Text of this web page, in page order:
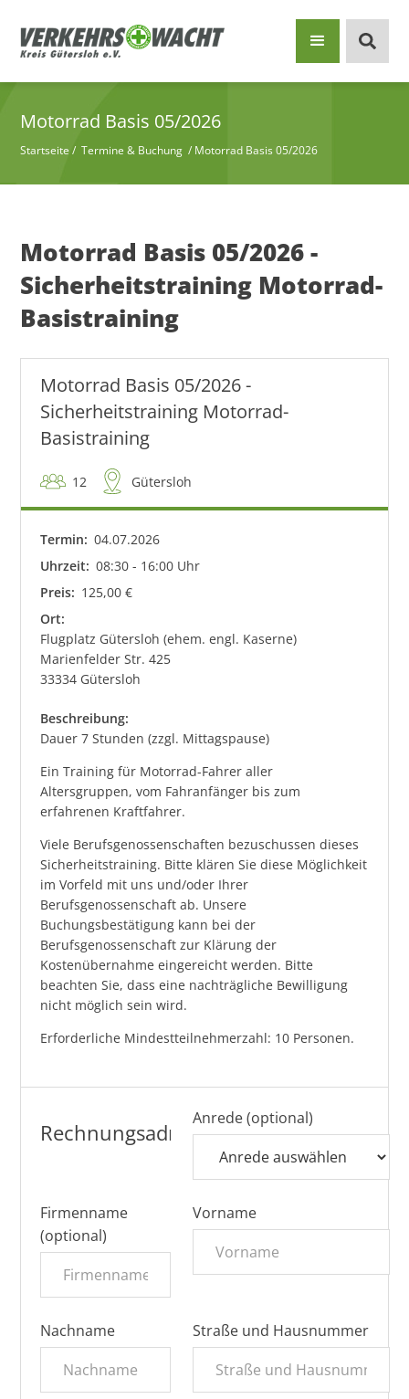
Motorrad Basis 05/2026
Startseite / Termine & Buchung / Motorrad Basis 05/2026
Motorrad Basis 05/2026 -
Sicherheitstraining Motorrad-
Basistraining
Motorrad Basis 05/2026 -
Sicherheitstraining Motorrad-
Basistraining
12 Gütersloh
Termin: 04.07.2026
Uhrzeit: 08:30 - 16:00 Uhr
Preis: 125,00 €
Ort:
Flugplatz Gütersloh (ehem. engl. Kaserne)
Marienfelder Str. 425
33334 Gütersloh
Beschreibung:
Dauer 7 Stunden (zzgl. Mittagspause)
Ein Training für Motorrad-Fahrer aller
Altersgruppen, vom Fahranfänger bis zum
erfahrenen Kraftfahrer.
Viele Berufsgenossenschaften bezuschussen dieses
Sicherheitstraining. Bitte klären Sie diese Möglichkeit
im Vorfeld mit uns und/oder Ihrer
Berufsgenossenschaft ab. Unsere
Buchungsbestätigung kann bei der
Berufsgenossenschaft zur Klärung der
Kostenübernahme eingereicht werden. Bitte
beachten Sie, dass eine nachträgliche Bewilligung
nicht möglich sein wird.
Erforderliche Mindestteilnehmerzahl: 10 Personen.
Rechnungsadresse
Anrede (optional)
Firmenname
(optional)
Vorname
Nachname Straße und Hausnummer